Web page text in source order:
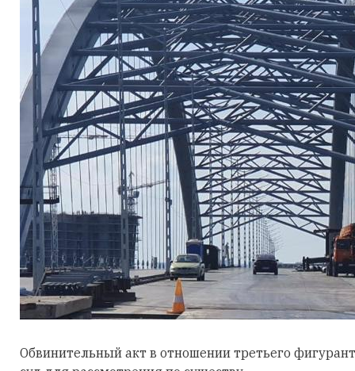
Обвинительный акт в отношении третьего